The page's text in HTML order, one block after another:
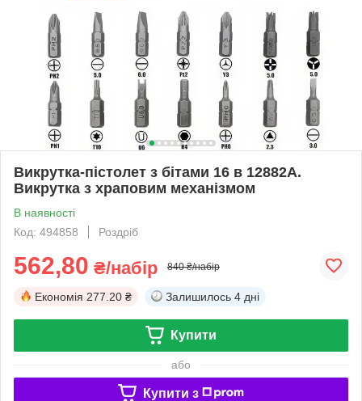
Викрутка-пістолет з бітами 16 в 12882A.
Викрутка з храповим механізмом
В наявності
Код: 494858
Роздріб
562,80 ₴/набір 840 ₴/набір
Економія 277.20 ₴ Залишилось 4 дні
Купити
або
Купити з